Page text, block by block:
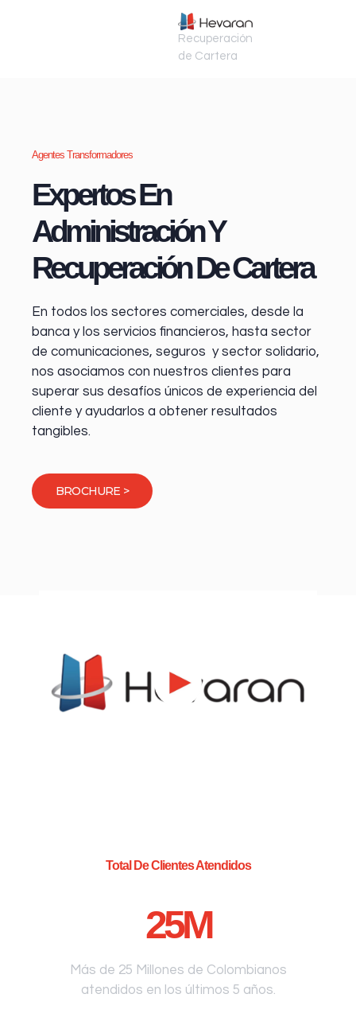
Recuperación
de Cartera
Agentes Transformadores
Expertos En
Administración Y
Recuperación De Cartera
En todos los sectores comerciales, desde la
banca y los servicios financieros, hasta sector
de comunicaciones, seguros y sector solidario,
nos asociamos con nuestros clientes para
superar sus desafíos únicos de experiencia del
cliente y ayudarlos a obtener resultados
tangibles.
BROCHURE >
Total De Clientes Atendidos
25M
Más de 25 Millones de Colombianos
atendidos en los últimos 5 años.